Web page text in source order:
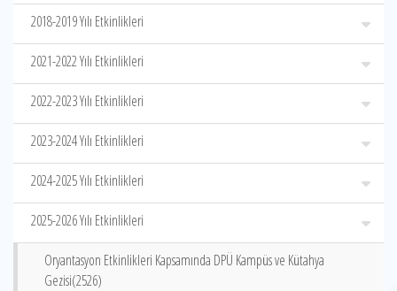
2018-2019 Yılı Etkinlikleri
2021-2022 Yılı Etkinlikleri
2022-2023 Yılı Etkinlikleri
2023-2024 Yılı Etkinlikleri
2024-2025 Yılı Etkinlikleri
2025-2026 Yılı Etkinlikleri
Oryantasyon Etkinlikleri Kapsamında DPÜ Kampüs ve Kütahya
Gezisi(2526)